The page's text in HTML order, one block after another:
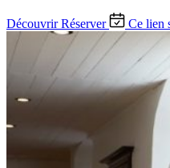
Découvrir Réserver Ce lien